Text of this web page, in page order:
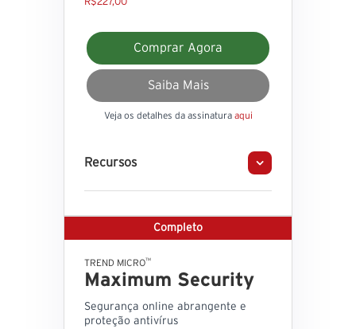
Comprar Agora
Saiba Mais
Veja os detalhes da assinatura aqui
Recursos
Completo
TREND MICRO™
Maximum Security
Segurança online abrangente e
proteção antivírus